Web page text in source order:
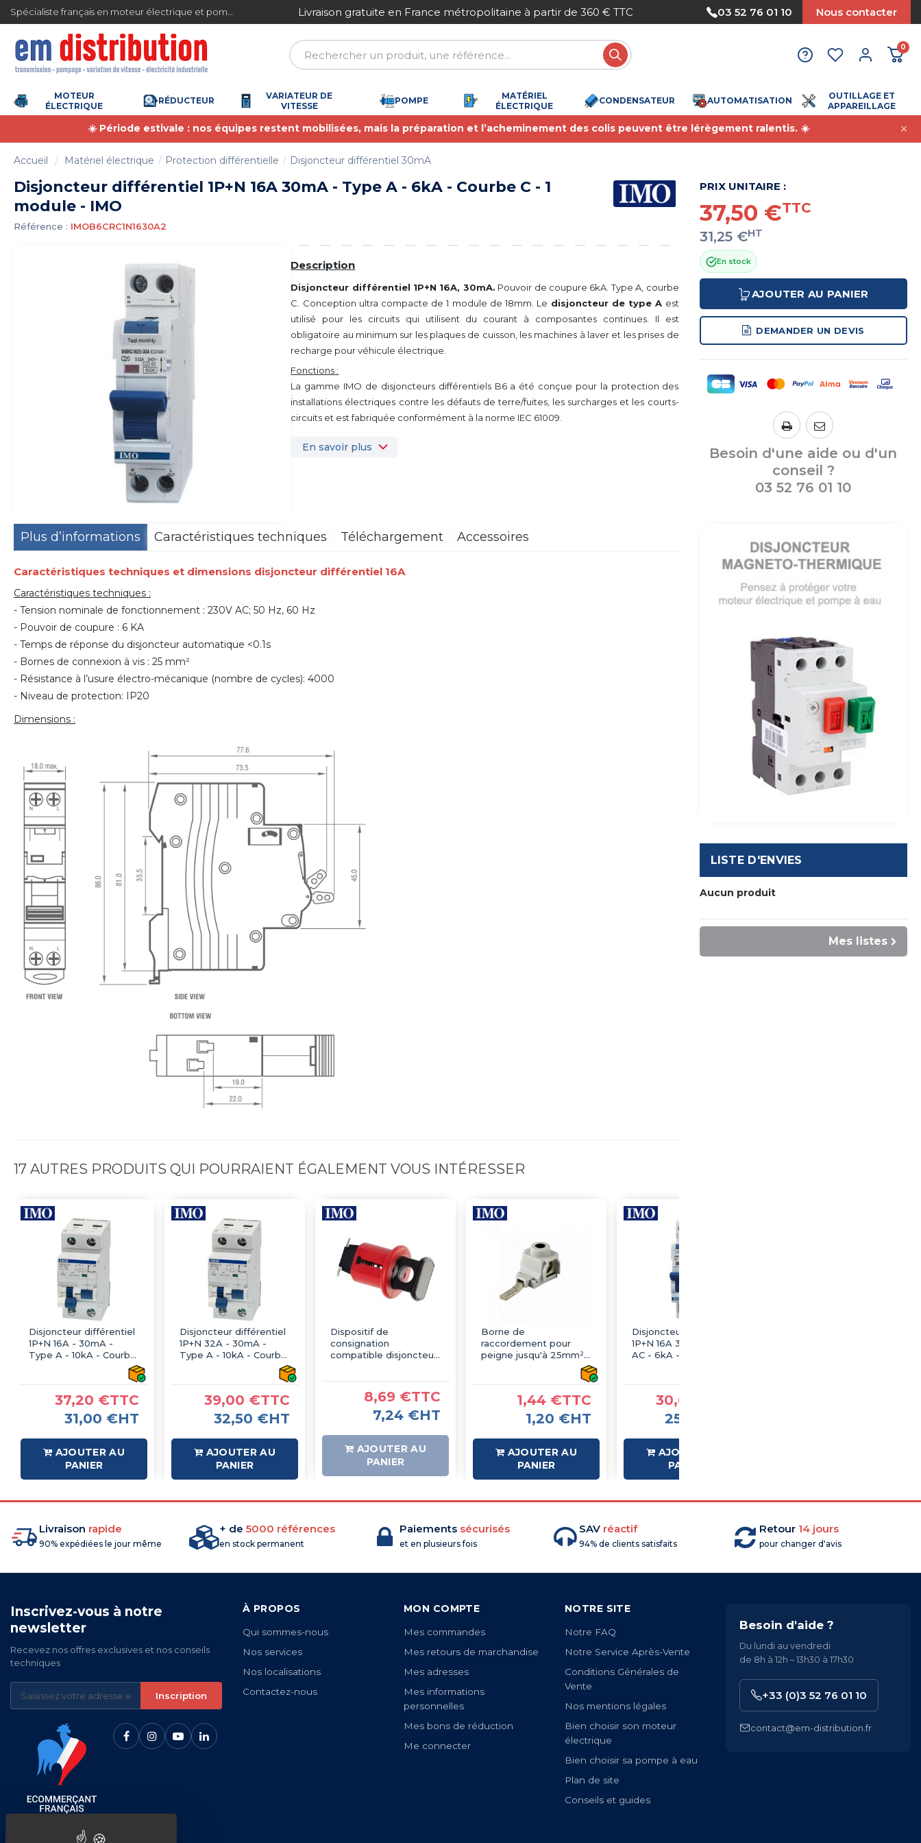
en France métropolitaine à partir de 360 € TTC Paiement sécurisé Nous acceptons le paiement par
03 52 76 01 10 Nous contacter
0
MOTEUR
ÉLECTRIQUE
RÉDUCTEUR
VARIATEUR DE
VITESSE
POMPE
MATÉRIEL
ÉLECTRIQUE
CONDENSATEUR AUTOMATISATION
OUTILLAGE ET
APPAREILLAGE
☀️ Période estivale : nos équipes restent mobilisées, mais la préparation et l’acheminement des colis peuvent être lérègement ralentis. ☀️
Accueil Matériel électrique Protection différentielle Disjoncteur différentiel 30mA
Disjoncteur différentiel 1P+N 16A 30mA - Type A - 6kA - Courbe C - 1
module - IMO
Référence : IMOB6CRC1N1630A2
Description
Disjoncteur différentiel 1P+N 16A, 30mA. Pouvoir de coupure 6kA. Type A, courbe
C. Conception ultra compacte de 1 module de 18mm. Le disjoncteur de type A est
utilisé pour les circuits qui utilisent du courant à composantes continues. Il est
obligatoire au minimum sur les plaques de cuisson, les machines à laver et les prises de
recharge pour véhicule électrique.
Fonctions :
La gamme IMO de disjoncteurs différentiels B6 a été conçue pour la protection des
installations électriques contre les défauts de terre/fuites, les surcharges et les courts-
circuits et est fabriquée conformément à la norme IEC 61009.
En savoir plus
PRIX UNITAIRE :
37,50 €TTC
31,25 €HT
En stock
AJOUTER AU PANIER
DEMANDER UN DEVIS
Besoin d'une aide ou d'un
conseil ?
03 52 76 01 10
Plus d’informations Caractéristiques techniques Téléchargement Accessoires
Caractéristiques techniques et dimensions disjoncteur différentiel 16A
Caractéristiques techniques :
- Tension nominale de fonctionnement : 230V AC; 50 Hz, 60 Hz
- Pouvoir de coupure : 6 KA
- Temps de réponse du disjoncteur automatique <0.1s
- Bornes de connexion à vis : 25 mm²
- Résistance à l’usure électro-mécanique (nombre de cycles): 4000
- Niveau de protection: IP20
Dimensions :
17 AUTRES PRODUITS QUI POURRAIENT ÉGALEMENT VOUS INTÉRESSER
Disjoncteur différentiel
1P+N 16A - 30mA -
Type A - 10kA - Courbe
37,20 €TTC
31,00 €HT
AJOUTER AU
PANIER
Disjoncteur différentiel
1P+N 32A - 30mA -
Type A - 10kA - Courbe
39,00 €TTC
32,50 €HT
AJOUTER AU
PANIER
Dispositif de
consignation
compatible disjoncteur
8,69 €TTC
7,24 €HT
AJOUTER AU
PANIER
Borne de
raccordement pour
peigne jusqu'à 25mm² -
1,44 €TTC
1,20 €HT
AJOUTER AU
PANIER
Disjoncteur différentiel
1P+N 16A 30mA - Type
AC - 6kA - Courbe C - 1
30,00 €TTC
25,00 €HT
AJOUTER AU
PANIER
LISTE D'ENVIES
Aucun produit
Mes listes
Livraison rapide
90% expédiées le jour même
+ de 5000 références
en stock permanent
Paiements sécurisés
et en plusieurs fois
SAV réactif
94% de clients satisfaits
Retour 14 jours
pour changer d'avis
Inscrivez-vous à notre
newsletter
Recevez nos offres exclusives et nos conseils
techniques
Inscription
À PROPOS
Qui sommes-nous
Nos services
Nos localisations
Contactez-nous
MON COMPTE
Mes commandes
Mes retours de marchandise
Mes adresses
Mes informations
personnelles
Mes bons de réduction
Me connecter
NOTRE SITE
Notre FAQ
Notre Service Après-Vente
Conditions Générales de
Vente
Nos mentions légales
Bien choisir son moteur
électrique
Bien choisir sa pompe à eau
Plan de site
Conseils et guides
Besoin d'aide ?
Du lundi au vendredi
de 8h à 12h – 13h30 à 17h30
+33 (0)3 52 76 01 10
contact@em-distribution.fr
Gestion des cookies